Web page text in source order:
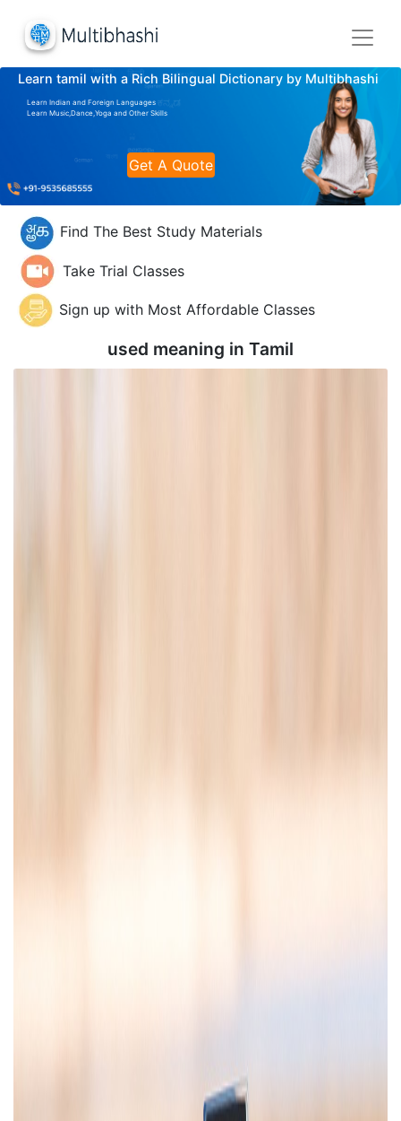
Learn tamil with a Rich Bilingual Dictionary by Multibhashi
Learn Indian and Foreign Languages
Learn Music,Dance,Yoga and Other Skills
Get A Quote
Find The Best Study Materials
Take Trial Classes
Sign up with Most Affordable Classes
used meaning in Tamil